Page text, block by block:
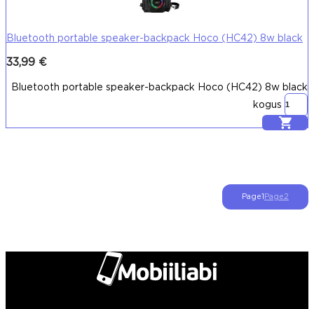
Bluetooth portable speaker-backpack Hoco (HC42) 8w black
33,99 €
Bluetooth portable speaker-backpack Hoco (HC42) 8w black
kogus
Lisa korvi
Page Page 2